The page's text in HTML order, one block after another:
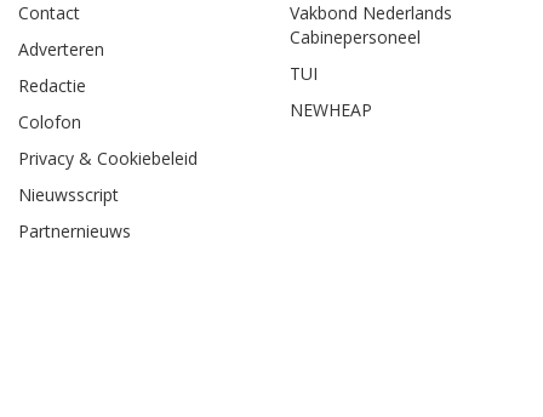
Contact
Adverteren
Redactie
Colofon
Privacy & Cookiebeleid
Nieuwsscript
Partnernieuws
Vakbond Nederlands
Cabinepersoneel
TUI
NEWHEAP